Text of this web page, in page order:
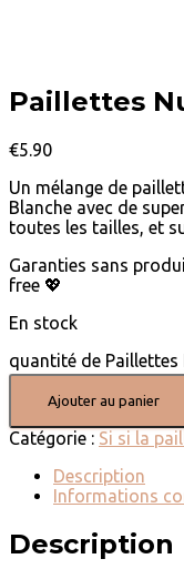
Paillettes
€5.90
Un mélange de
Blanche avec de
toutes les tailles, et
Garanties sans
free 💖
En stock
quantité de Paillettes
Ajouter au panier
Catégorie : Si si la
Description
Informations
Description